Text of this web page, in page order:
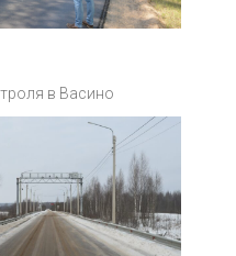
в Васино